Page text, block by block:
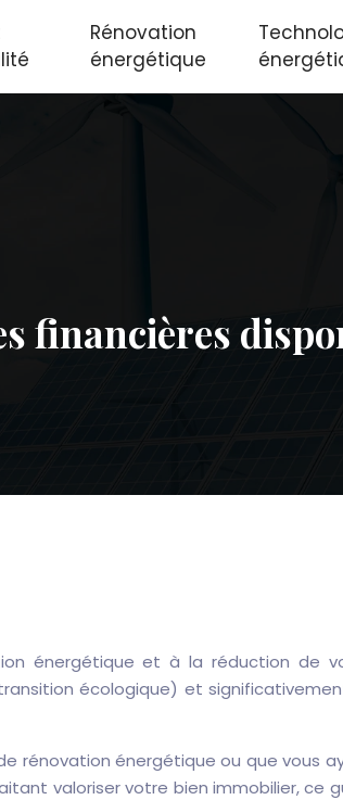
Rénovation
énergétique
financières
énergétique et à la réduction de
écologique) et
rénovation énergétique ou que vous
valoriser votre bien immobilier, ce